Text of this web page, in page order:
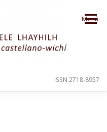
Menú
ISSN 2718-8957